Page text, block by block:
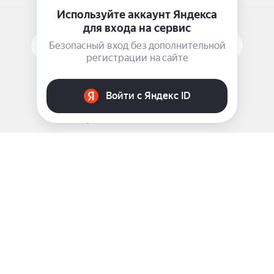
ПОДПИСАТЬСЯ НА РАССЫЛКУ
ЗАДАТЬ ВОПРОС